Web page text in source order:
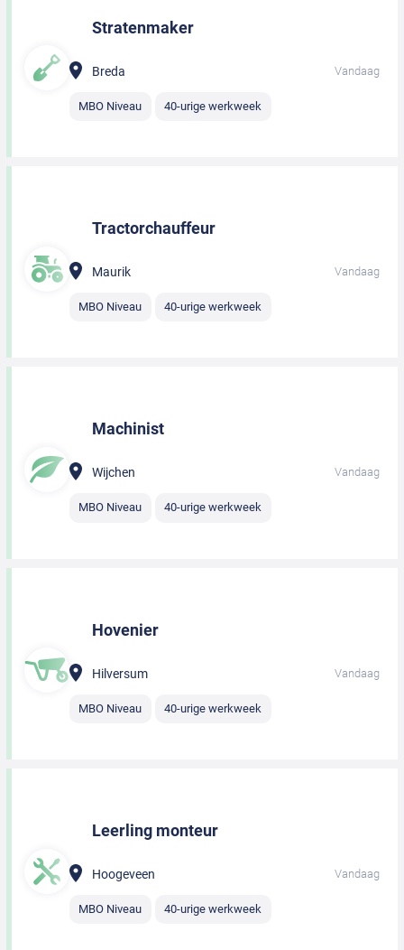
Stratenmaker
Breda Vandaag
MBO Niveau 40-urige werkweek
Tractorchauffeur
Maurik Vandaag
MBO Niveau 40-urige werkweek
Machinist
Wijchen Vandaag
MBO Niveau 40-urige werkweek
Hovenier
Hilversum Vandaag
MBO Niveau 40-urige werkweek
Leerling monteur
Hoogeveen Vandaag
MBO Niveau 40-urige werkweek